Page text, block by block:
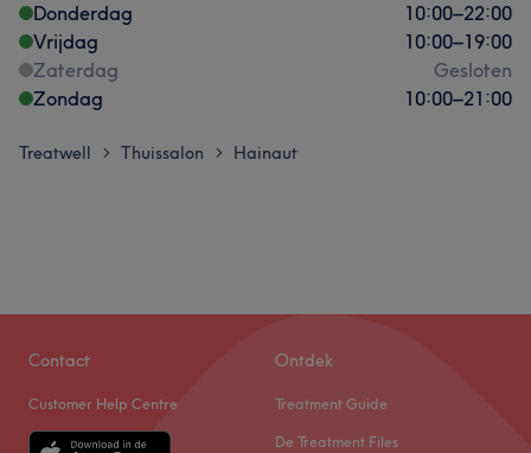
Donderdag
10:00–22:00
Vrijdag
10:00–19:00
Zaterdag
Gesloten
Zondag
10:00–21:00
Treatwell > Thuissalon > Hainaut
Contact
Customer Help Centre
Ontdek
Treatment Guide
De Treatment Files